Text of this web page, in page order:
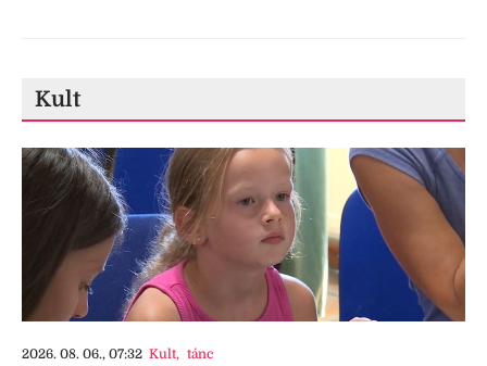
Kult
2026. 08. 06., 07:32 Kult, tánc